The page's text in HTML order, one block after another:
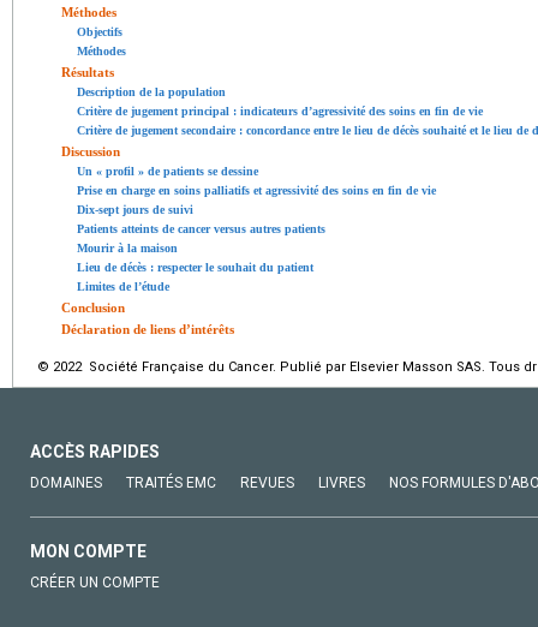
Méthodes
Objectifs
Méthodes
Résultats
Description de la population
Critère de jugement principal : indicateurs d’agressivité des soins en fin de vie
Critère de jugement secondaire : concordance entre le lieu de décès souhaité et le lieu de
Discussion
Un « profil » de patients se dessine
Prise en charge en soins palliatifs et agressivité des soins en fin de vie
Dix-sept jours de suivi
Patients atteints de cancer versus autres patients
Mourir à la maison
Lieu de décès : respecter le souhait du patient
Limites de l’étude
Conclusion
Déclaration de liens d’intérêts
© 2022 Société Française du Cancer. Publié par Elsevier Masson SAS. Tous
ACCÈS RAPIDES
DOMAINES TRAITÉS EMC REVUES LIVRES NOS FORMULES
MON COMPTE
CRÉER UN COMPTE